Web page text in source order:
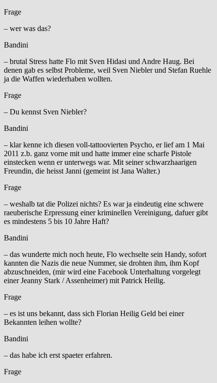
Frage
– wer was das?
Bandini
– brutal Stress hatte Flo mit Sven Hidasi und Andre Haug. Bei
denen gab es selbst Probleme, weil Sven Niebler und Stefan Ruehle
ja die Waffen wiederhaben wollten.
Frage
– Du kennst Sven Niebler?
Bandini
– klar kenne ich diesen voll-tattoovierten Psycho, er lief am 1 Mai
2011 z.b. ganz vorne mit und hatte immer eine scharfe Pistole
einstecken wenn er unterwegs war. Mit seiner schwarzhaarigen
Freundin, die heisst Janni (gemeint ist Jana Walter.)
Frage
– weshalb tat die Polizei nichts? Es war ja eindeutig eine schwere
raeuberische Erpressung einer kriminellen Vereinigung, dafuer gibt
es mindestens 5 bis 10 Jahre Haft?
Bandini
– das wunderte mich noch heute, Flo wechselte sein Handy, sofort
kannten die Nazis die neue Nummer, sie drohten ihm, ihm Kopf
abzuschneiden, (mir wird eine Facebook Unterhaltung vorgelegt
einer Jeanny Stark / Assenheimer) mit Patrick Heilig.
Frage
– es ist uns bekannt, dass sich Florian Heilig Geld bei einer
Bekannten leihen wollte?
Bandini
– das habe ich erst spaeter erfahren.
Frage